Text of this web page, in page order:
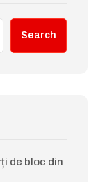
Search
de bloc din